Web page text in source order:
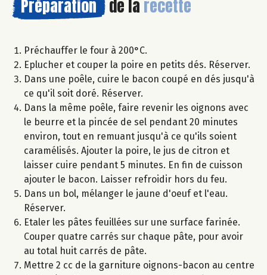
Préparation de la recette
Préchauffer le four à 200°C.
Eplucher et couper la poire en petits dés. Réserver.
Dans une poêle, cuire le bacon coupé en dés jusqu'à
ce qu'il soit doré. Réserver.
Dans la même poêle, faire revenir les oignons avec
le beurre et la pincée de sel pendant 20 minutes
environ, tout en remuant jusqu'à ce qu'ils soient
caramélisés. Ajouter la poire, le jus de citron et
laisser cuire pendant 5 minutes. En fin de cuisson
ajouter le bacon. Laisser refroidir hors du feu.
Dans un bol, mélanger le jaune d'oeuf et l'eau.
Réserver.
Etaler les pâtes feuillées sur une surface farinée.
Couper quatre carrés sur chaque pâte, pour avoir
au total huit carrés de pâte.
Mettre 2 cc de la garniture oignons-bacon au centre